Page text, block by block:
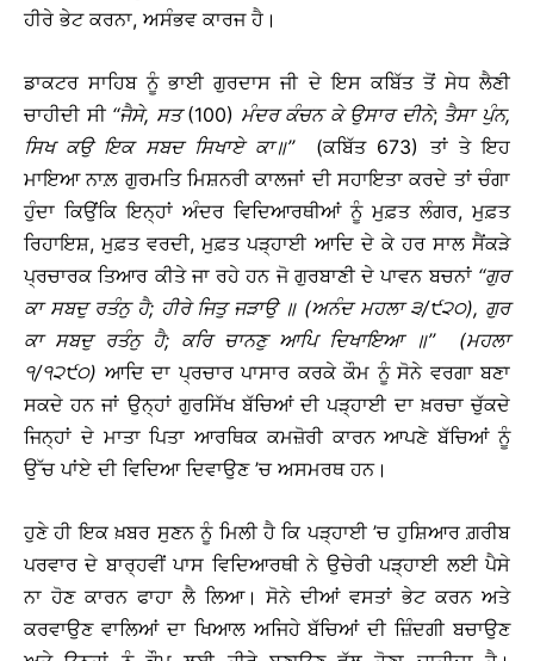
ਹੀਰੇ ਭੇਟ ਕਰਨਾ, ਅਸੰਭਵ ਕਾਰਜ ਹੈ।
ਡਾਕਟਰ ਸਾਹਿਬ ਨੂੰ ਭਾਈ ਗੁਰਦਾਸ ਜੀ ਦੇ ਇਸ ਕਬਿੱਤ ਤੋਂ ਸੇਧ ਲੈਣੀ
ਚਾਹੀਦੀ ਸੀ ‘‘ਜੈਸੇ, ਸਤ(100) ਮੰਦਰ ਕੰਚਨ ਕੇ ਉਸਾਰ ਦੀਨੇ; ਤੈਸਾ ਪੁੰਨ,
ਸਿਖ ਕਉ ਇਕ ਸਬਦ ਸਿਖਾਏ ਕਾ॥’’(ਕਬਿੱਤ 673) ਤਾਂ ਤੇ ਇਹ
ਮਾਇਆ ਨਾਲ਼ ਗੁਰਮਤਿ ਮਿਸ਼ਨਰੀ ਕਾਲਜਾਂ ਦੀ ਸਹਾਇਤਾ ਕਰਦੇ ਤਾਂ ਚੰਗਾ
ਹੁੰਦਾ ਕਿਉਂਕਿ ਇਨ੍ਹਾਂ ਅੰਦਰ ਵਿਦਿਆਰਥੀਆਂ ਨੂੰ ਮੁਫ਼ਤ ਲੰਗਰ, ਮੁਫ਼ਤ
ਰਿਹਾਇਸ਼, ਮੁਫ਼ਤ ਵਰਦੀ, ਮੁਫ਼ਤ ਪੜ੍ਹਾਈ ਆਦਿ ਦੇ ਕੇ ਹਰ ਸਾਲ ਸੈਂਕੜੇ
ਪ੍ਰਚਾਰਕ ਤਿਆਰ ਕੀਤੇ ਜਾ ਰਹੇ ਹਨ ਜੋ ਗੁਰਬਾਣੀ ਦੇ ਪਾਵਨ ਬਚਨਾਂ ‘‘ਗੁਰ
ਕਾ ਸਬਦੁ ਰਤੰਨੁ ਹੈ; ਹੀਰੇ ਜਿਤੁ ਜੜਾਉ ॥ (ਅਨੰਦ ਮਹਲਾ ੩/੯੨੦), ਗੁਰ
ਕਾ ਸਬਦੁ ਰਤੰਨੁ ਹੈ; ਕਰਿ ਚਾਨਣੁ ਆਪਿ ਦਿਖਾਇਆ ॥’’ (ਮਹਲਾ
੧/੧੨੯੦) ਆਦਿ ਦਾ ਪ੍ਰਚਾਰ ਪਾਸਾਰ ਕਰਕੇ ਕੌਮ ਨੂੰ ਸੋਨੇ ਵਰਗਾ ਬਣਾ
ਸਕਦੇ ਹਨ ਜਾਂ ਉਨ੍ਹਾਂ ਗੁਰਸਿੱਖ ਬੱਚਿਆਂ ਦੀ ਪੜ੍ਹਾਈ ਦਾ ਖ਼ਰਚਾ ਚੁੱਕਦੇ
ਜਿਨ੍ਹਾਂ ਦੇ ਮਾਤਾ ਪਿਤਾ ਆਰਥਿਕ ਕਮਜ਼ੋਰੀ ਕਾਰਨ ਆਪਣੇ ਬੱਚਿਆਂ ਨੂੰ
ਉੱਚ ਪਾਂਏ ਦੀ ਵਿਦਿਆ ਦਿਵਾਉਣ ’ਚ ਅਸਮਰਥ ਹਨ।
ਹੁਣੇ ਹੀ ਇਕ ਖ਼ਬਰ ਸੁਣਨ ਨੂੰ ਮਿਲੀ ਹੈ ਕਿ ਪੜ੍ਹਾਈ ’ਚ ਹੁਸ਼ਿਆਰ ਗ਼ਰੀਬ
ਪਰਵਾਰ ਦੇ ਬਾਰ੍ਹਵੀਂ ਪਾਸ ਵਿਦਿਆਰਥੀ ਨੇ ਉਚੇਰੀ ਪੜ੍ਹਾਈ ਲਈ ਪੈਸੇ
ਨਾ ਹੋਣ ਕਾਰਨ ਫਾਹਾ ਲੈ ਲਿਆ। ਸੋਨੇ ਦੀਆਂ ਵਸਤਾਂ ਭੇਟ ਕਰਨ ਅਤੇ
ਕਰਵਾਉਣ ਵਾਲਿਆਂ ਦਾ ਖਿਆਲ ਅਜਿਹੇ ਬੱਚਿਆਂ ਦੀ ਜ਼ਿੰਦਗੀ ਬਚਾਉਣ